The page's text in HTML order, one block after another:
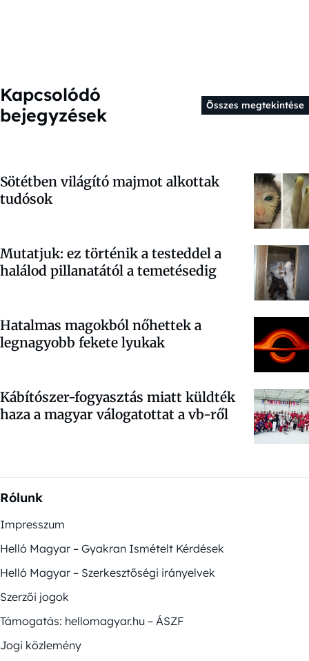
Kapcsolódó
bejegyzések
Összes megtekintése
Sötétben világító majmot alkottak
tudósok
Mutatjuk: ez történik a testeddel a
halálod pillanatától a temetésedig
Hatalmas magokból nőhettek a
legnagyobb fekete lyukak
Kábítószer-fogyasztás miatt küldték
haza a magyar válogatottat a vb-ről
Rólunk
Impresszum
Helló Magyar – Gyakran Ismételt Kérdések
Helló Magyar – Szerkesztőségi irányelvek
Szerzői jogok
Támogatás: hellomagyar.hu – ÁSZF
Jogi közlemény